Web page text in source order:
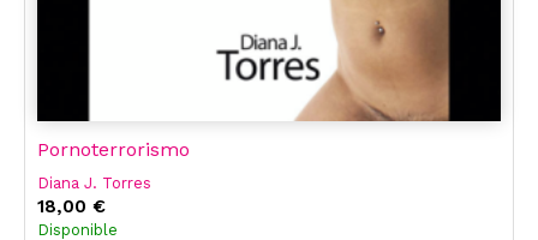
Pornoterrorismo
Diana J. Torres
18,00 €
Disponible